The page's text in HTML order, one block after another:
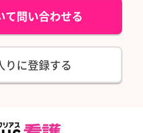
て問い合わせる
りに登録する